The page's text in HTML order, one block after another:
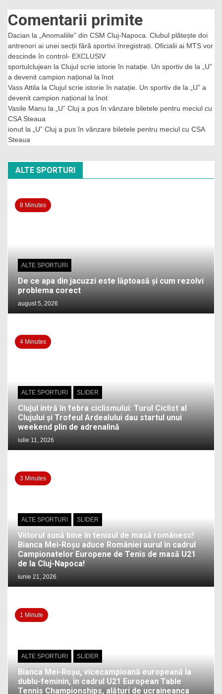
Comentarii primite
Dacian la
„Anomaliile” din CSM Cluj-Napoca. Clubul plătește doi
antrenori ai unei secții fără sportivi înregistrați. Oficialii ai MTS vor
descinde în control- EXCLUSIV
sportulclujean la Clujul scrie istorie în natație. Un sportiv de la „U”
a devenit campion național la înot
Vass Attila la Clujul scrie istorie în natație. Un sportiv de la „U” a
devenit campion național la înot
Vasile Manu la
„U” Cluj a pus în vânzare biletele pentru meciul cu
CSA Steaua
ionut la
„U” Cluj a pus în vânzare biletele pentru meciul cu CSA
Steaua
ALTE SPORTURI
8 Minutes
ALTE SPORTURI
De ce apa din jacuzzi este lăptoasă și cum rezolvi
problema corect
august 5, 2026
4 Minutes
ALTE SPORTURI SLIDER
Clujul intră în febra ciclismului: Turul Ciclist al
Clujului și Trofeul Ardealului dau startul unui
weekend plin de adrenalină
iulie 11, 2026
3 Minutes
ALTE SPORTURI SLIDER
Viitorul sună bine în tenisul de masă românesc!
Bianca Mei-Roșu aduce României aurul în cadrul
Campionatelor Europene de Tenis de masă U21
de la Cluj-Napoca!
iunie 21, 2026
1 Minute
ALTE SPORTURI SLIDER
Bianca Mei-Roșu, vicecampioană europeană la
dublu-feminin, în cadrul U21 European Table
Tennis Championships, alături de ucraineanca